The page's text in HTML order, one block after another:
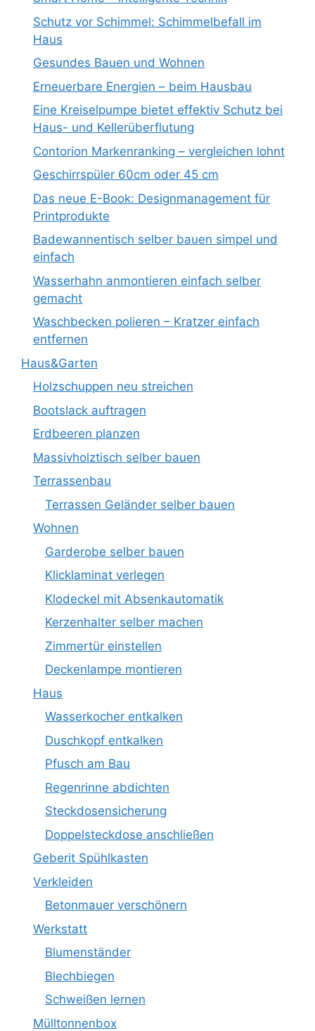
Schutz vor Schimmel: Schimmelbefall im
Haus
Gesundes Bauen und Wohnen
Erneuerbare Energien – beim Hausbau
Eine Kreiselpumpe bietet effektiv Schutz bei
Haus- und Kellerüberflutung
Contorion Markenranking – vergleichen lohnt
Geschirrspüler 60cm oder 45 cm
Das neue E-Book: Designmanagement für
Printprodukte
Badewannentisch selber bauen simpel und
einfach
Wasserhahn anmontieren einfach selber
gemacht
Waschbecken polieren – Kratzer einfach
entfernen
Haus&Garten
Holzschuppen neu streichen
Bootslack auftragen
Erdbeeren planzen
Massivholztisch selber bauen
Terrassenbau
Terrassen Geländer selber bauen
Wohnen
Garderobe selber bauen
Klicklaminat verlegen
Klodeckel mit Absenkautomatik
Kerzenhalter selber machen
Zimmertür einstellen
Deckenlampe montieren
Haus
Wasserkocher entkalken
Duschkopf entkalken
Pfusch am Bau
Regenrinne abdichten
Steckdosensicherung
Doppelsteckdose anschließen
Geberit Spühlkasten
Verkleiden
Betonmauer verschönern
Werkstatt
Blumenständer
Blechbiegen
Schweißen lernen
Mülltonnenbox